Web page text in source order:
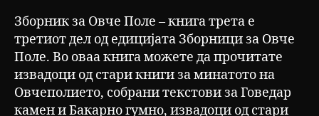
Зборник за Овче Поле – книга трета е
третиот дел од едицијата Зборници за Овче
Поле. Во оваа книга можете да прочитате
извадоци од стари книги за минатото на
Овчеполието, собрани текстови за Говедар
камен и Бакарно гумно, извадоци од стари